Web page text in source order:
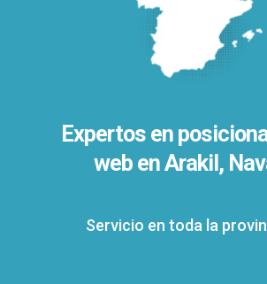
Expertos en
web en Arakil,
Servicio en toda la